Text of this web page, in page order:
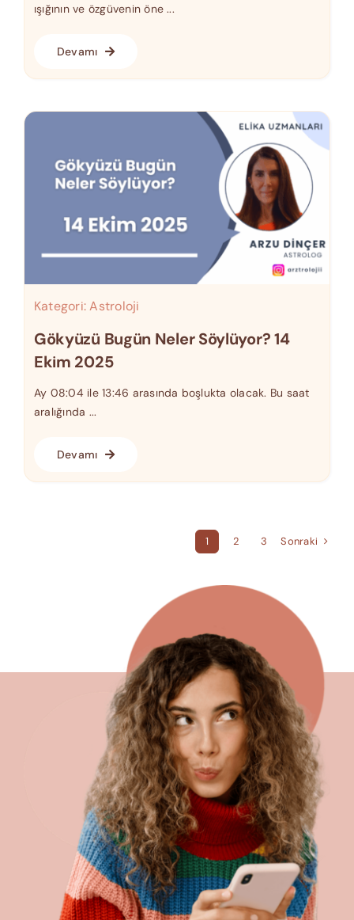
ışığının ve özgüvenin öne ...
Devamı
Kategori:Astroloji
Gökyüzü Bugün Neler Söylüyor? 14
Ekim 2025
Ay 08:04 ile 13:46 arasında boşlukta olacak. Bu saat
aralığında ...
Devamı
1 2 3 Sonraki